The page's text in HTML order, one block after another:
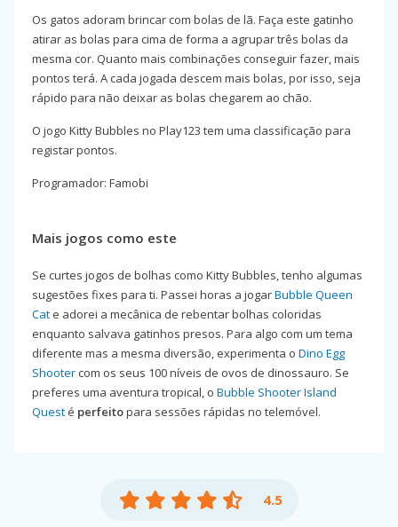
Os gatos adoram brincar com bolas de lã. Faça este gatinho
atirar as bolas para cima de forma a agrupar três bolas da
mesma cor. Quanto mais combinações conseguir fazer, mais
pontos terá. A cada jogada descem mais bolas, por isso, seja
rápido para não deixar as bolas chegarem ao chão.
O jogo Kitty Bubbles no Play123 tem uma classificação para
registar pontos.
Programador: Famobi
Mais jogos como este
Se curtes jogos de bolhas como Kitty Bubbles, tenho algumas
sugestões fixes para ti. Passei horas a jogarBubble Queen
Cat e adorei a mecânica de rebentar bolhas coloridas
enquanto salvava gatinhos presos. Para algo com um tema
diferente mas a mesma diversão, experimenta o Dino Egg
Shooter com os seus 100 níveis de ovos de dinossauro. Se
preferes uma aventura tropical, o Bubble Shooter Island
Quest é perfeitopara sessões rápidas no telemóvel.
4.5